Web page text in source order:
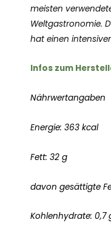
meisten
Weltgastronomie.
hat einen
Infos zum
Nährwertangaben
Energie: 363 kcal
Fett: 32 g
davon gesättigte
Kohlenhydrate: 0,7